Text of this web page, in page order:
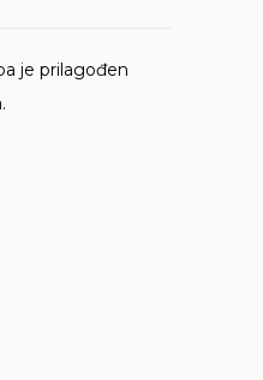
je prilagođen